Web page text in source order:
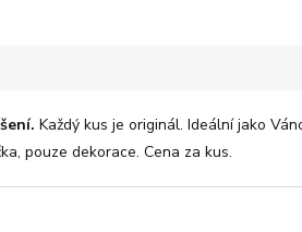
Každý kus je originál. Ideální jako
pouze dekorace. Cena za kus.